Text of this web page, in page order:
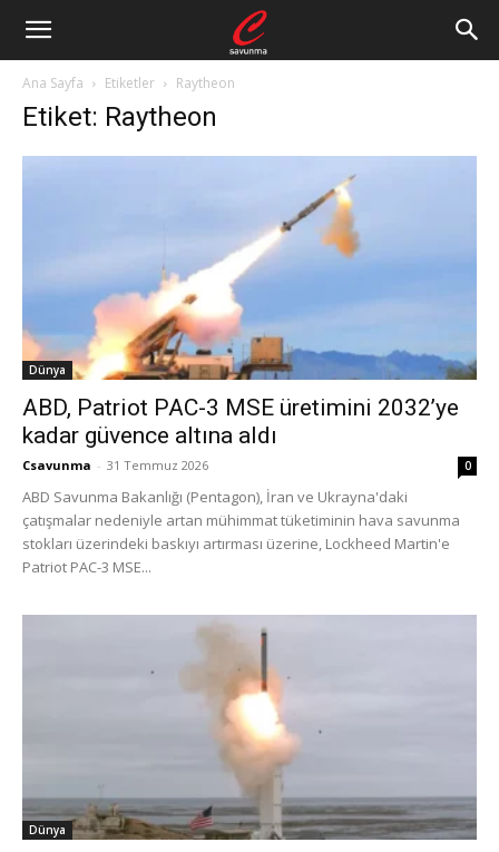
Ana Sayfa Etiketler Raytheon
Etiket: Raytheon
Dünya
ABD, Patriot PAC-3 MSE üretimini 2032’ye
kadar güvence altına aldı
Csavunma - 31 Temmuz 2026 0
ABD Savunma Bakanlığı (Pentagon), İran ve Ukrayna'daki
çatışmalar nedeniyle artan mühimmat tüketiminin hava savunma
stokları üzerindeki baskıyı artırması üzerine, Lockheed Martin'e
Patriot PAC-3 MSE...
Dünya